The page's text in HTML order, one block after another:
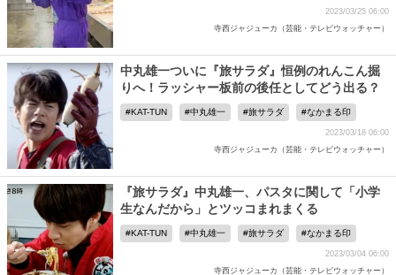
2023/03/25 06:00
寺西ジャジューカ（芸能・テレビウォッチャー）
中丸雄一ついに『旅サラダ』恒例のれんこん掘
りへ！ラッシャー板前の後任としてどう出る？
KAT-TUN 中丸雄一 旅サラダ なかまる印
2023/03/18 06:00
寺西ジャジューカ（芸能・テレビウォッチャー）
『旅サラダ』中丸雄一、パスタに関して「小学
生なんだから」とツッコまれまくる
KAT-TUN 中丸雄一 旅サラダ なかまる印
2023/03/04 06:00
寺西ジャジューカ（芸能・テレビウォッチャー）